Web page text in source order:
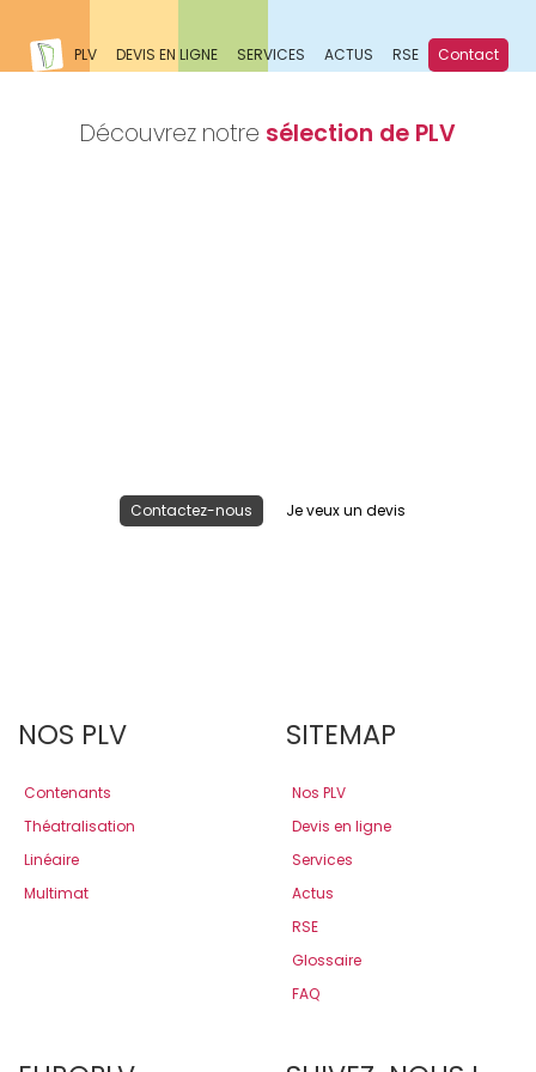
PLV DEVIS EN LIGNE SERVICES ACTUS RSE Contact
Découvrez notre sélection de PLV
Contactez-nous Je veux un devis
NOS PLV
Contenants
Théatralisation
Linéaire
Multimat
SITEMAP
Nos PLV
Devis en ligne
Services
Actus
RSE
Glossaire
FAQ